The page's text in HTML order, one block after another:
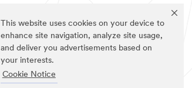
This website uses cookies on your device to
enhance site navigation, analyze site usage,
and deliver you advertisements based on
your interests.
Cookie Notice